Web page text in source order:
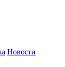
Новости